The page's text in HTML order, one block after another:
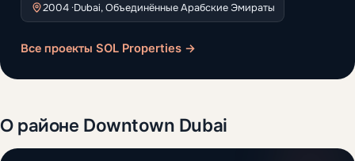
2004 ·Dubai, Объединённые Арабские Эмираты
Все проекты SOL Properties →
О районе Downtown Dubai